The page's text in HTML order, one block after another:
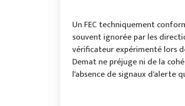
Un FEC techniquement
souvent ignorée par les
vérificateur expérimenté lors
Demat ne préjuge ni de la
l'absence de signaux d'alerte